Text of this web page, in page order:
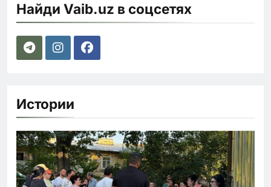
Найди Vaib.uz в соцсетях
Истории